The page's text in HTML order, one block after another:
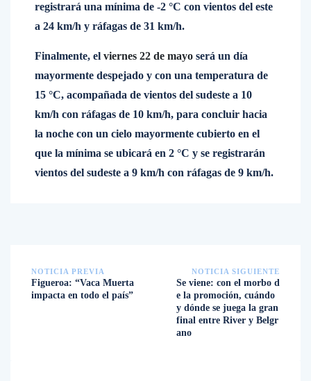
registrará una mínima de -2 °C con vientos del este
a 24 km/h y ráfagas de 31 km/h.
Finalmente, el viernes 22 de mayo será un día
mayormente despejado y con una temperatura de
15 °C, acompañada de vientos del sudeste a 10
km/h con ráfagas de 10 km/h, para concluir hacia
la noche con un cielo mayormente cubierto en el
que la mínima se ubicará en 2 °C y se registrarán
vientos del sudeste a 9 km/h con ráfagas de 9 km/h.
NOTICIA PREVIA
Figueroa: “Vaca Muerta
impacta en todo el país”
NOTICIA SIGUIENTE
Se viene: con el morbo d
e la promoción, cuándo
y dónde se juega la gran
final entre River y Belgr
ano